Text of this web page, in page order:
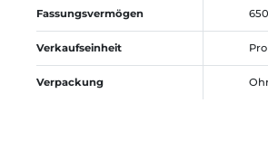
Fassungsvermögen
Verkaufseinheit
Verpackung